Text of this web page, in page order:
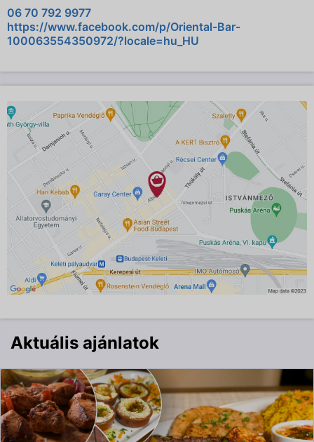
06 70 792 9977
https://www.facebook.com/p/Oriental-Bar-
100063554350972/?locale=hu_HU
Aktuális ajánlatok